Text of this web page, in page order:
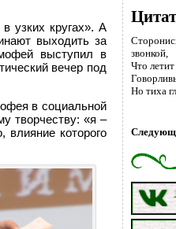
узких кругах». А
выходить за
выступил в
вечер под
в социальной
творчеству: «я –
которого
звонкой,
Что
Но тиха